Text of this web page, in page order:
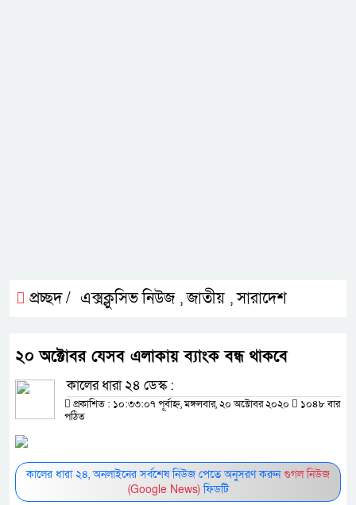
প্রচ্ছদ / এক্সক্লুসিভ নিউজ ,জাতীয় ,সারাদেশ
২০ অক্টোবর যেসব এলাকায় ব্যাংক বন্ধ থাকবে
কালের ধারা ২৪ ডেস্ক :
প্রকাশিত : ১০:৩৩:০৭ পূর্বাহ্ন, মঙ্গলবার, ২০ অক্টোবর ২০২০
১০৪৮ বার
পঠিত
কালের ধারা ২৪, অনলাইনের সর্বশেষ নিউজ পেতে অনুসরণ করুনগুগল নিউজ
(Google News)ফিডটি